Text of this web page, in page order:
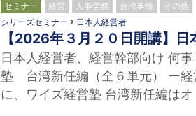
セミナー 経営 人事労務 台湾事情 その他
シリーズセミナー 日本人経営者
【2026年３月２０日開講】
日本人経営者、経営幹部向け 何
塾 台湾新任編（全６単元） ー
に、ワイズ経営塾 台湾新任編は